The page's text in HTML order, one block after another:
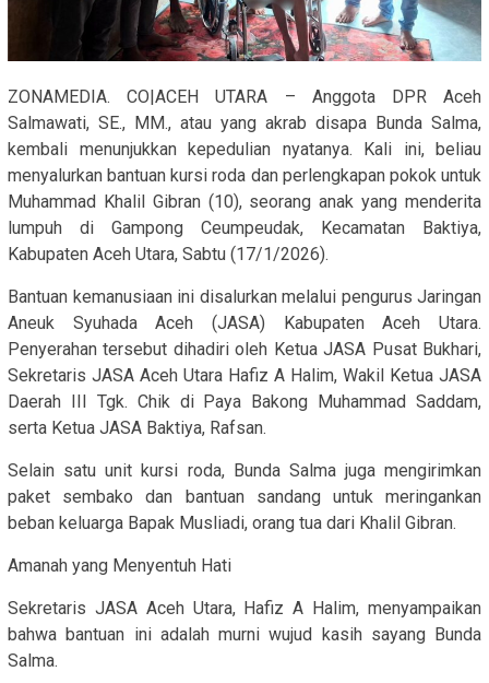
ZONAMEDIA. CO|ACEH UTARA – Anggota DPR Aceh
Salmawati, SE., MM., atau yang akrab disapa Bunda Salma,
kembali menunjukkan kepedulian nyatanya. Kali ini, beliau
menyalurkan bantuan kursi roda dan perlengkapan pokok untuk
Muhammad Khalil Gibran (10), seorang anak yang menderita
lumpuh di Gampong Ceumpeudak, Kecamatan Baktiya,
Kabupaten Aceh Utara, Sabtu (17/1/2026).
​Bantuan kemanusiaan ini disalurkan melalui pengurus Jaringan
Aneuk Syuhada Aceh (JASA) Kabupaten Aceh Utara.
Penyerahan tersebut dihadiri oleh Ketua JASA Pusat Bukhari,
Sekretaris JASA Aceh Utara Hafiz A Halim, Wakil Ketua JASA
Daerah III Tgk. Chik di Paya Bakong Muhammad Saddam,
serta Ketua JASA Baktiya, Rafsan.
​Selain satu unit kursi roda, Bunda Salma juga mengirimkan
paket sembako dan bantuan sandang untuk meringankan
beban keluarga Bapak Musliadi, orang tua dari Khalil Gibran.
​Amanah yang Menyentuh Hati
​Sekretaris JASA Aceh Utara, Hafiz A Halim, menyampaikan
bahwa bantuan ini adalah murni wujud kasih sayang Bunda
Salma.